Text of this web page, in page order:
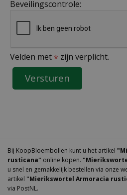
Beveilingscontrole:
Velden met * zijn verplicht.
Bij KoopBloembollen kunt u het artikel
rusticana" online kopen.
u snel en gemakkelijk bestellen via onze
artikel "Mierikswortel Armoracia
via PostNL.